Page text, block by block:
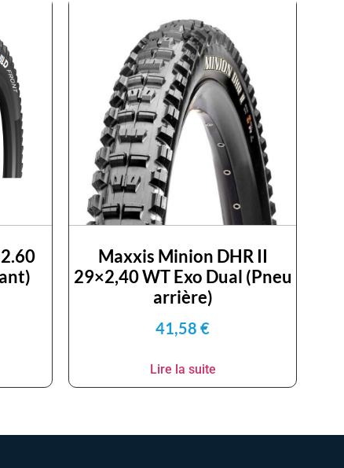
Maxxis Minion DHR II
29×2,40 WT Exo Dual (Pneu
arrière)
41,58 €
Lire la suite